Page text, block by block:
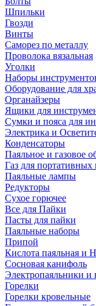
Шпильки
Гвозди
Винты
Саморез по металлу
Проволока вязальная
Уголки
Наборы
Оборудование для
Органайзеры
Ящики для
Сумки и пояса для
Электрика и
Конденсаторы
Паяльное и газовое
Газ для портативных
Паяльные лампы
Редукторы
Сухое горючее
Все для Пайки
Пасты для пайки
Паяльные наборы
Припой
Кислота паяльная и
Сосновая канифоль
Электропаяльники и
Горелки
Горелки кровельные